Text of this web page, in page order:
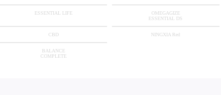
ESSENTIAL LIFE
OMEGAGIZE
ESSENTIAL DS
CBD NINGXIA Red
BALANCE
COMPLETE